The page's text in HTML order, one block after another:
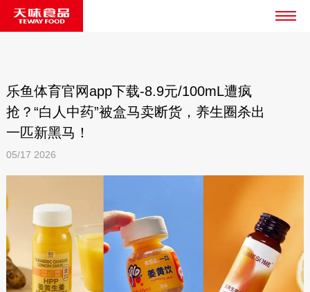
乐鱼体育官网app下载-8.9元/100mL遭疯
抢？“白人中药”被盒马卖断货，养生圈杀出
一匹新黑马！
05/17 2026